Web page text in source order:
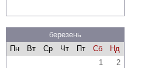
березень
Пн
Вт Ср Чт Пт Сб
Нд
1
2